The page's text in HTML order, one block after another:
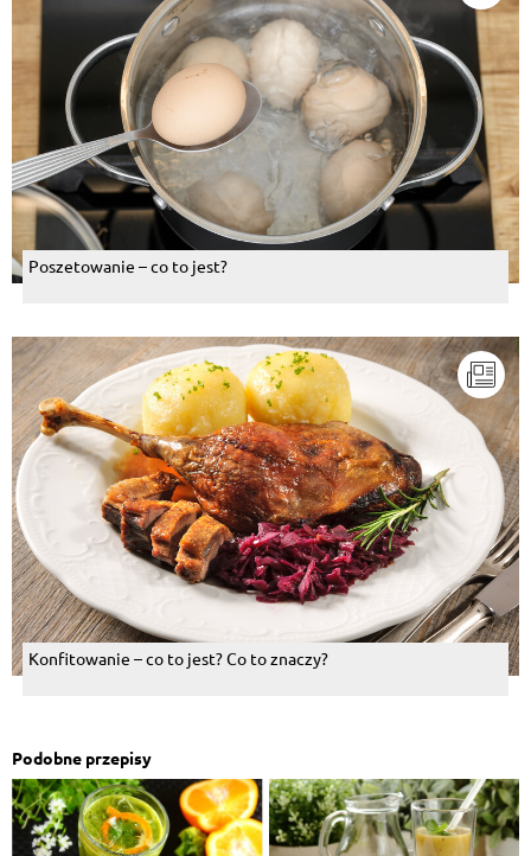
Poszetowanie – co to jest?
Konfitowanie – co to jest? Co to znaczy?
Podobne przepisy